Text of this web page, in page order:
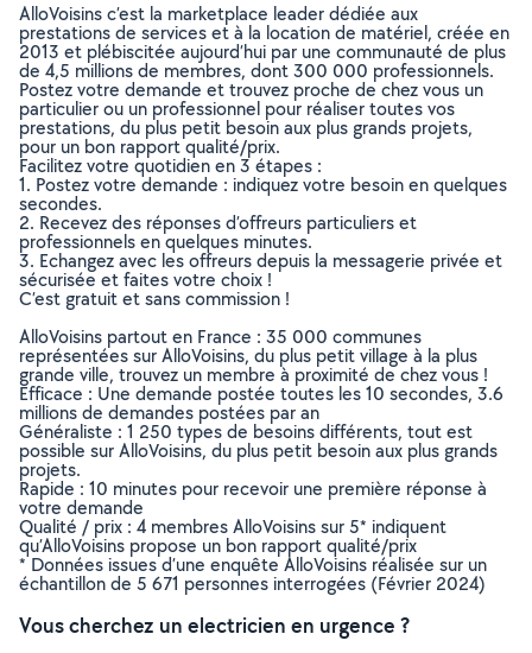
AlloVoisins c’est la marketplace leader dédiée aux
prestations de services et à la location de matériel, créée en
2013 et plébiscitée aujourd’hui par une communauté de plus
de 4,5 millions de membres, dont 300 000 professionnels.
Postez votre demande et trouvez proche de chez vous un
particulier ou un professionnel pour réaliser toutes vos
prestations, du plus petit besoin aux plus grands projets,
pour un bon rapport qualité/prix.
Facilitez votre quotidien en 3 étapes :
1. Postez votre demande : indiquez votre besoin en quelques
secondes.
2. Recevez des réponses d’offreurs particuliers et
professionnels en quelques minutes.
3. Echangez avec les offreurs depuis la messagerie privée et
sécurisée et faites votre choix !
C’est gratuit et sans commission !
AlloVoisins partout en France : 35 000 communes
représentées sur AlloVoisins, du plus petit village à la plus
grande ville, trouvez un membre à proximité de chez vous !
Efficace : Une demande postée toutes les 10 secondes, 3.6
millions de demandes postées par an
Généraliste : 1 250 types de besoins différents, tout est
possible sur AlloVoisins, du plus petit besoin aux plus grands
projets.
Rapide : 10 minutes pour recevoir une première réponse à
votre demande
Qualité / prix : 4 membres AlloVoisins sur 5* indiquent
qu’AlloVoisins propose un bon rapport qualité/prix
* Données issues d’une enquête AlloVoisins réalisée sur un
échantillon de 5 671 personnes interrogées (Février 2024)
Vous cherchez un electricien en urgence ?